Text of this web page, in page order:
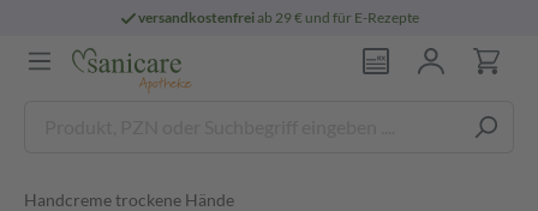
versandkostenfreiab 29 € und für E-Rezepte
Handcreme trockene Hände